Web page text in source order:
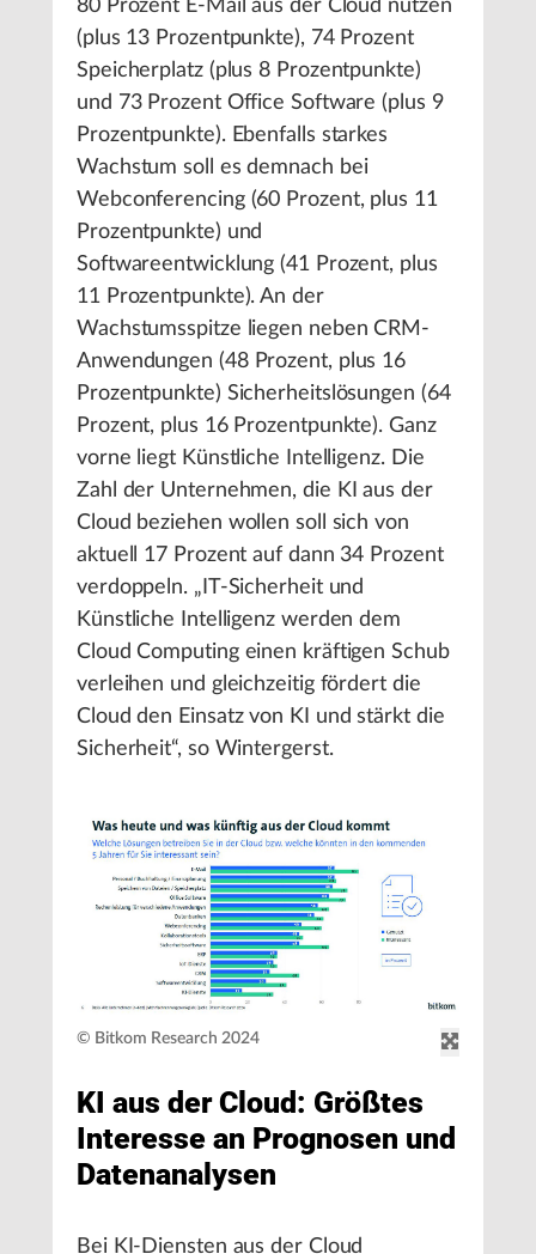
80 Prozent E-Mail aus der Cloud nutzen
(plus 13 Prozentpunkte), 74 Prozent
Speicherplatz (plus 8 Prozentpunkte)
und 73 Prozent Office Software (plus 9
Prozentpunkte). Ebenfalls starkes
Wachstum soll es demnach bei
Webconferencing (60 Prozent, plus 11
Prozentpunkte) und
Softwareentwicklung (41 Prozent, plus
11 Prozentpunkte). An der
Wachstumsspitze liegen neben CRM-
Anwendungen (48 Prozent, plus 16
Prozentpunkte) Sicherheitslösungen (64
Prozent, plus 16 Prozentpunkte). Ganz
vorne liegt Künstliche Intelligenz. Die
Zahl der Unternehmen, die KI aus der
Cloud beziehen wollen soll sich von
aktuell 17 Prozent auf dann 34 Prozent
verdoppeln. „IT-Sicherheit und
Künstliche Intelligenz werden dem
Cloud Computing einen kräftigen Schub
verleihen und gleichzeitig fördert die
Cloud den Einsatz von KI und stärkt die
Sicherheit“, so Wintergerst.
© Bitkom Research 2024
KI aus der Cloud: Größtes
Interesse an Prognosen und
Datenanalysen
Bei KI-Diensten aus der Cloud